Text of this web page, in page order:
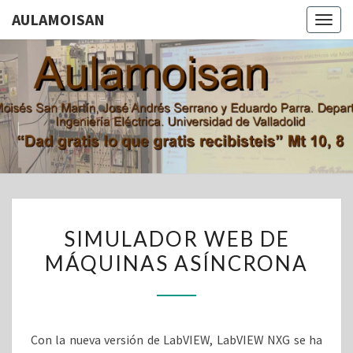
AULAMOISAN
Aula De
Moisés San
Martín, Jose
Eduardo
Departamento
Eléctrica.
Universidad
De Valladolid
WEB
DE
SIMULADOR WEB DE
MÁQUINAS ASÍNCRONA
Con la nueva versión de LabVIEW, LabVIEW NXG se ha